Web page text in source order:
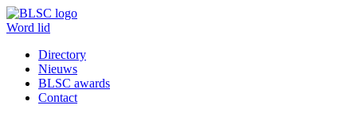
Spring
naar
inhoud
Word lid
Directory
Nieuws
BLSC awards
Contact